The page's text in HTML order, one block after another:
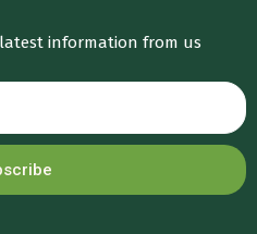
information from us